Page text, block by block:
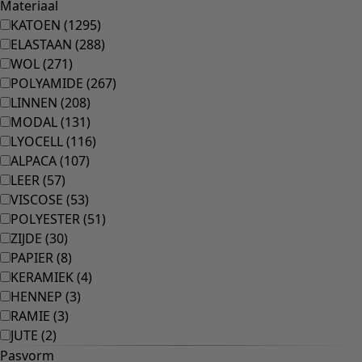
Badkamer
Inrichting
Keuken & eetkamer
Shop de stijl
Klassiek en traditioneel interieur
Traditioneel interieur
Landelijk interieur
Speels interieur
Kleurrijk interieur